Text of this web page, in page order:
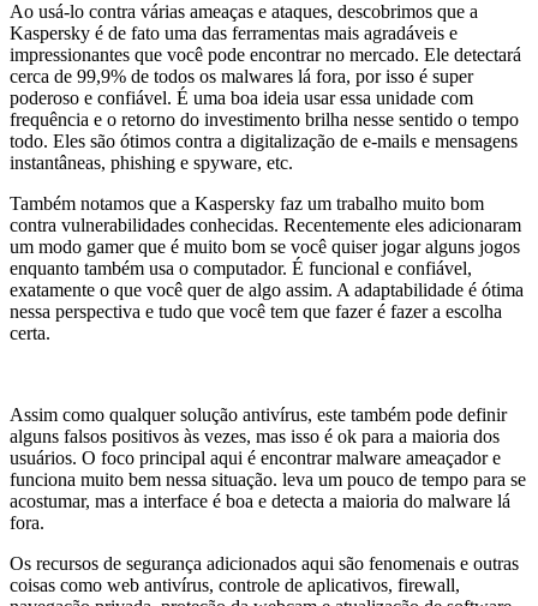
Ao usá-lo contra várias ameaças e ataques, descobrimos que a
Kaspersky é de fato uma das ferramentas mais agradáveis e
impressionantes que você pode encontrar no mercado. Ele detectará
cerca de 99,9% de todos os malwares lá fora, por isso é super
poderoso e confiável. É uma boa ideia usar essa unidade com
frequência e o retorno do investimento brilha nesse sentido o tempo
todo. Eles são ótimos contra a digitalização de e-mails e mensagens
instantâneas, phishing e spyware, etc.
Também notamos que a Kaspersky faz um trabalho muito bom
contra vulnerabilidades conhecidas. Recentemente eles adicionaram
um modo gamer que é muito bom se você quiser jogar alguns jogos
enquanto também usa o computador. É funcional e confiável,
exatamente o que você quer de algo assim. A adaptabilidade é ótima
nessa perspectiva e tudo que você tem que fazer é fazer a escolha
certa.
Assim como qualquer solução antivírus, este também pode definir
alguns falsos positivos às vezes, mas isso é ok para a maioria dos
usuários. O foco principal aqui é encontrar malware ameaçador e
funciona muito bem nessa situação. leva um pouco de tempo para se
acostumar, mas a interface é boa e detecta a maioria do malware lá
fora.
Os recursos de segurança adicionados aqui são fenomenais e outras
coisas como web antivírus, controle de aplicativos, firewall,